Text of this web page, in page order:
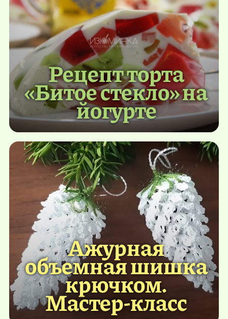
Рецепт торта
«Битое стекло» на
йогурте
Ажурная
объемная шишка
крючком.
Мастер-класс